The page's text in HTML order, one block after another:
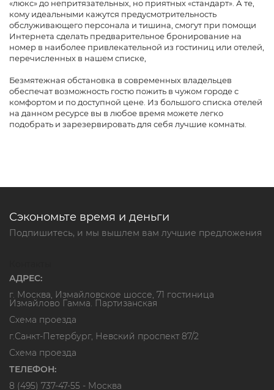
«люкс» до непритязательных, но приятных «стандарт». А те,
кому идеальными кажутся предусмотрительность
обслуживающего персонала и тишина, смогут при помощи
Интернета сделать предварительное бронирование на
номер в наиболее привлекательной из гостиниц или отелей,
перечисленных в нашем списке,
Безмятежная обстановка в современных владельцев
обеспечат возможность гостю пожить в чужом городе с
комфортом и по доступной цене. Из большого списка отелей
на данном ресурсе вы в любое время можете легко
подобрать и зарезервировать для себя лучшие комнаты.
Сэкономьте время и деньги
Подпишитесь, и мы вышлем вам лучшие предложения
АДРЕС:
г. Москва, Измайловское шоссе, 71 гостиница
Измайлово Гамма. Партизанская
Схема проезда
г.Санкт-Петербург, Невский проспект 87/2
Схема проезда
ТЕЛЕФОН:
8 (495) 737-47-55 - Москва